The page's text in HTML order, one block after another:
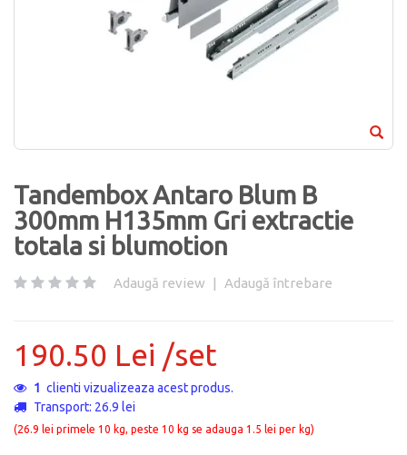
Tandembox Antaro Blum B
300mm H135mm Gri extractie
totala si blumotion
Adaugă review | Adaugă întrebare
190.50 Lei /set
1 clienti vizualizeaza acest produs.
Transport: 26.9 lei
(26.9 lei primele 10 kg, peste 10 kg se adauga 1.5 lei per kg)